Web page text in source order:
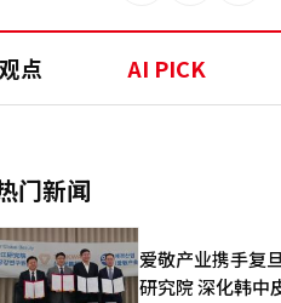
观点 AI PICK
门新闻
爱敬产业携手复
研究院 深化韩中